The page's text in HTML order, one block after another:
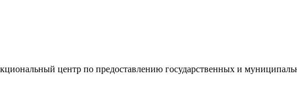
центр по предоставлению государственных и